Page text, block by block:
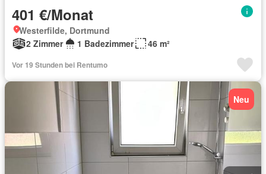
401 €/Monat
Westerfilde, Dortmund
2 Zimmer
1 Badezimmer 46 m²
Vor 19 Stunden bei Rentumo
Neu